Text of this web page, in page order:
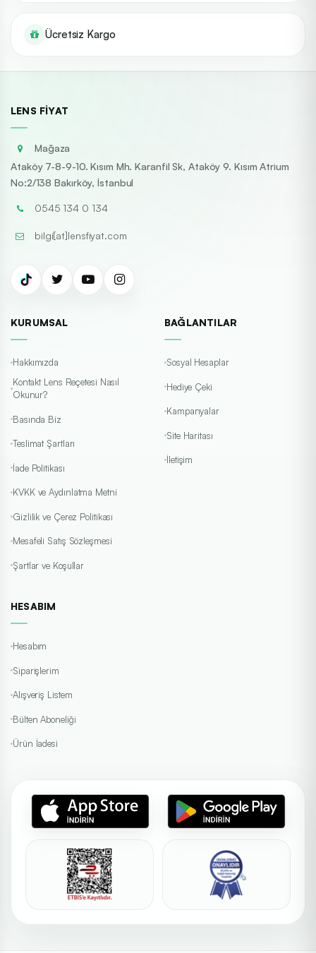
Ücretsiz Kargo
LENS FIYAT
Mağaza
Ataköy 7-8-9-10. Kısım Mh. Karanfil Sk, Ataköy 9. Kısım Atrium
No:2/138 Bakırköy, İstanbul
0545 134 0 134
bilgi[at]lensfiyat.com
KURUMSAL
Hakkımızda
Kontakt Lens Reçetesi Nasıl
Okunur?
Basında Biz
Teslimat Şartları
İade Politikası
KVKK ve Aydınlatma Metni
Gizlilik ve Çerez Politikası
Mesafeli Satış Sözleşmesi
Şartlar ve Koşullar
BAĞLANTILAR
Sosyal Hesaplar
Hediye Çeki
Kampanyalar
Site Haritası
İletişim
HESABIM
Hesabım
Siparişlerim
Alışveriş Listem
Bülten Aboneliği
Ürün İadesi